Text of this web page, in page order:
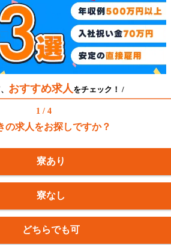
おすすめ求人 をチェック！ /
1 / 4
の求人をお探しですか？
寮あり
寮なし
どちらでも可